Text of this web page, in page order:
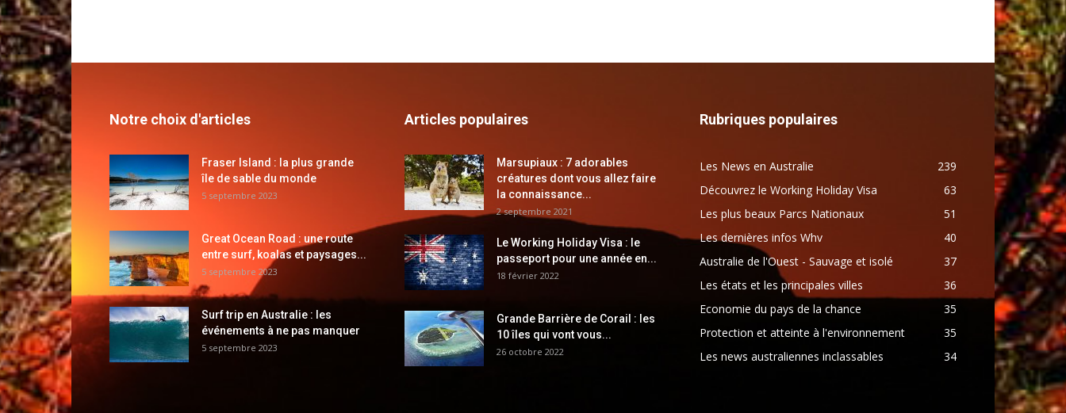
Notre choix d'articles
Fraser Island : la plus grande
île de sable du monde
5 septembre 2023
Great Ocean Road : une route
entre surf, koalas et paysages...
5 septembre 2023
Surf trip en Australie : les
événements à ne pas manquer
5 septembre 2023
Articles populaires
Marsupiaux : 7 adorables
créatures dont vous allez faire
la connaissance...
2 septembre 2021
Le Working Holiday Visa : le
passeport pour une année en...
18 février 2022
Grande Barrière de Corail : les
10 îles qui vont vous...
26 octobre 2022
Rubriques populaires
Les News en Australie
239
Découvrez le Working Holiday Visa
63
Les plus beaux Parcs Nationaux
51
Les dernières infos Whv
40
Australie de l'Ouest - Sauvage et isolé
37
Les états et les principales villes
36
Economie du pays de la chance
35
Protection et atteinte à l'environnement
35
Les news australiennes inclassables
34